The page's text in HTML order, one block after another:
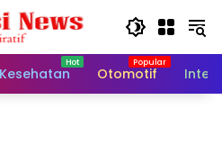
Kesehatan Otomotif